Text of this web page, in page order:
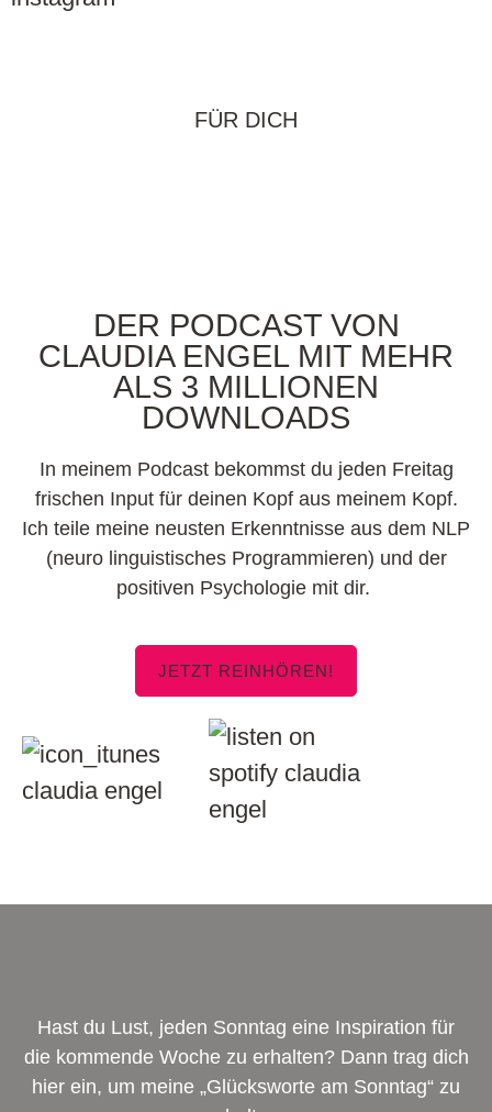
FÜR DICH
DER PODCAST VON
CLAUDIA ENGEL MIT MEHR
ALS 3 MILLIONEN
DOWNLOADS
In meinem Podcast bekommst du jeden Freitag
frischen Input für deinen Kopf aus meinem Kopf.
Ich teile meine neusten Erkenntnisse aus dem NLP
(neuro linguistisches Programmieren) und der
positiven Psychologie mit dir.
JETZT REINHÖREN!
Hast du Lust, jeden Sonntag eine Inspiration für
die kommende Woche zu erhalten? Dann trag dich
hier ein, um meine „Glücksworte am Sonntag“ zu